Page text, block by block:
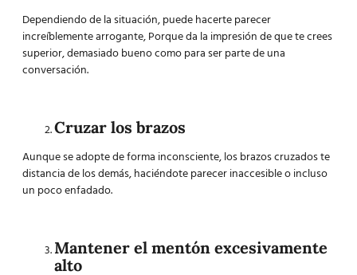
Dependiendo de la situación, puede hacerte parecer
increíblemente arrogante, Porque da la impresión de que te crees
superior, demasiado bueno como para ser parte de una
conversación.
Cruzar los brazos
Aunque se adopte de forma inconsciente, los brazos cruzados te
distancia de los demás, haciéndote parecer inaccesible o incluso
un poco enfadado.
Mantener el mentón excesivamente
alto